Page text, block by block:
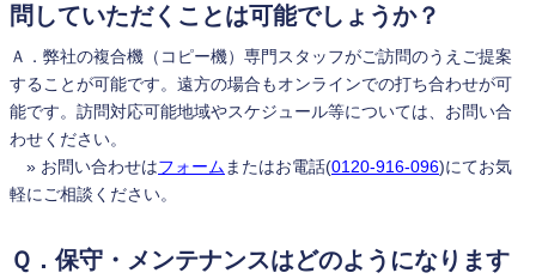
問していただくことは可能でしょうか？
Ａ．弊社の複合機（コピー機）専門スタッフがご訪問のうえご提案
することが可能です。遠方の場合もオンラインでの打ち合わせが可
能です。訪問対応可能地域やスケジュール等については、お問い合
わせください。
» お問い合わせはフォーム またはお電話(0120-916-096)にてお気
軽にご相談ください。
Ｑ．保守・メンテナンスはどのようになります